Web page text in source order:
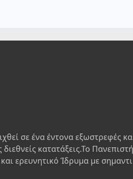
σε ένα έντονα εξωστρεφές
κατατάξεις.Το
ερευνητικό Ίδρυμα με